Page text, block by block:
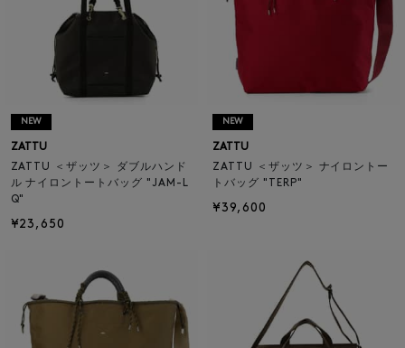
NEW
ZATTU
ZATTU ＜ザッツ＞ ダブルハンド
ル ナイロントートバッグ "JAM-L
Q"
¥23,650
NEW
ZATTU
ZATTU ＜ザッツ＞ ナイロントー
トバッグ "TERP"
¥39,600